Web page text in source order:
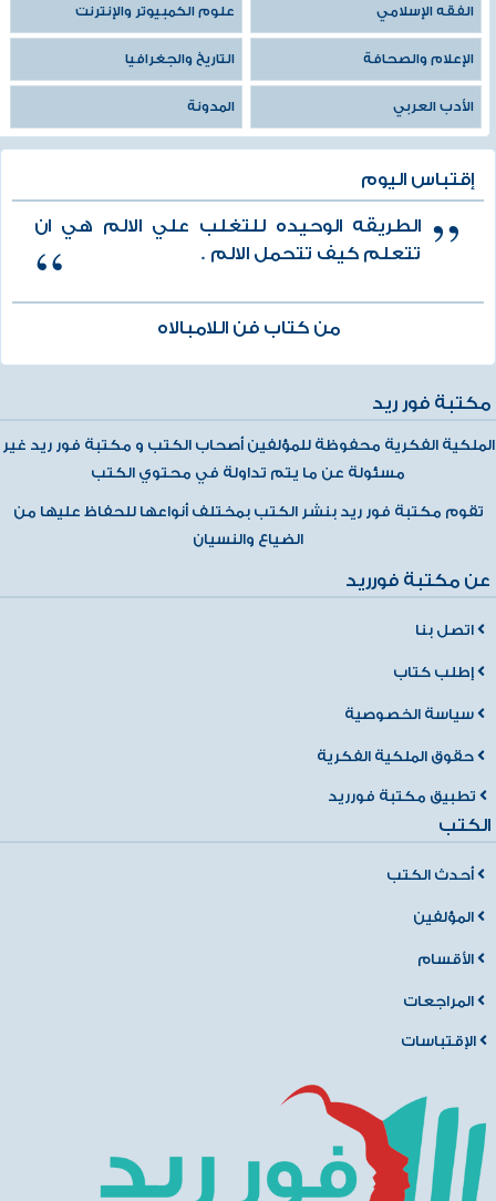
الفقه الإسلامي علوم الكمبيوتر والإنترنت
الإعلام والصحافة التاريخ والجغرافيا
الأدب العربي المدونة
إقتباس اليوم
الطريقه الوحيده للتغلب علي الالم هي ان
تتعلم كيف تتحمل الالم .
من كتاب فن اللامبالاه
مكتبة فور ريد
الملكية الفكرية محفوظة للمؤلفين أصحاب الكتب و مكتبة فور ريد غير
مسئولة عن ما يتم تداولة في محتوي الكتب
تقوم مكتبة فور ريد بنشر الكتب بمختلف أنواعها للحفاظ عليها من
الضياع والنسيان
عن مكتبة فورريد
اتصل بنا
إطلب كتاب
سياسة الخصوصية
حقوق الملكية الفكرية
تطبيق مكتبة فورريد
الكتب
أحدث الكتب
المؤلفين
الأقسام
المراجعات
الإقتباسات